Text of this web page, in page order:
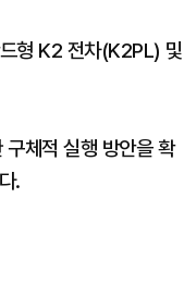
형 K2 전차(K2PL) 및
체적 실행 방안을 확
.